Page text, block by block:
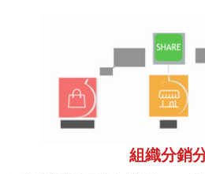
組織分銷